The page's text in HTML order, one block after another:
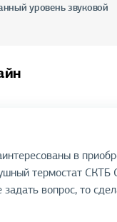
уровень звуковой
в
термостат
задать вопрос, то